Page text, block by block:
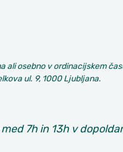
ali osebno v ordinacijskem
ul. 9, 1000 Ljubljana.
7h in 13h v